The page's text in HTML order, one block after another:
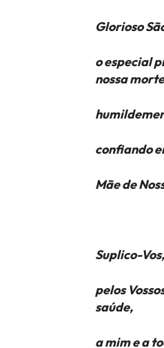
Glorioso
o especial
nossa
confiando
Mãe de
Suplico-
pelos
saúde,
a mim e a